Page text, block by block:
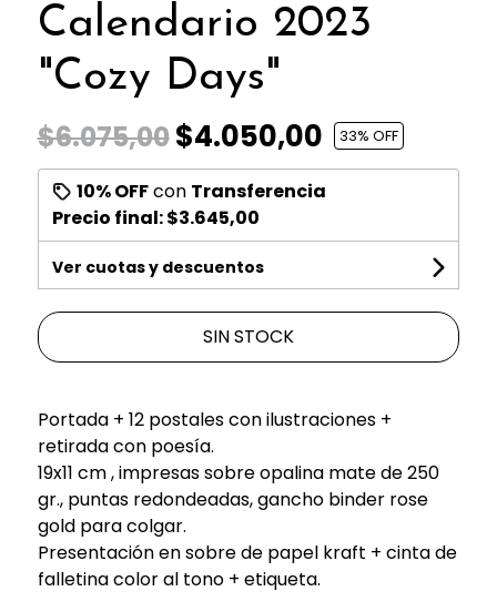
Calendario 2023
"Cozy Days"
$6.075,00$4.050,00 33% OFF
10% OFFcon Transferencia
Precio final:$3.645,00
Ver cuotas y descuentos
SIN STOCK
Portada + 12 postales con ilustraciones +
retirada con poesía.
19x11 cm , impresas sobre opalina mate de 250
gr., puntas redondeadas, gancho binder rose
gold para colgar.
Presentación en sobre de papel kraft + cinta de
falletina color al tono + etiqueta.